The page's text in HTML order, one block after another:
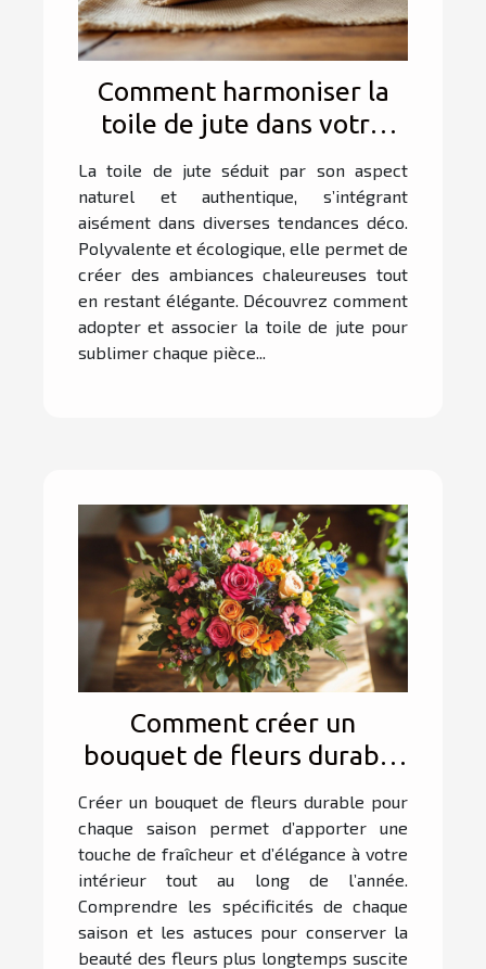
Comment harmoniser la
toile de jute dans votre
La toile de jute séduit par son aspect
naturel et authentique, s’intégrant
aisément dans diverses tendances déco.
Polyvalente et écologique, elle permet de
créer des ambiances chaleureuses tout
en restant élégante. Découvrez comment
adopter et associer la toile de jute pour
sublimer chaque pièce...
Comment créer un
bouquet de fleurs durable
pour chaque saison
Créer un bouquet de fleurs durable pour
chaque saison permet d’apporter une
touche de fraîcheur et d’élégance à votre
intérieur tout au long de l’année.
Comprendre les spécificités de chaque
saison et les astuces pour conserver la
beauté des fleurs plus longtemps suscite